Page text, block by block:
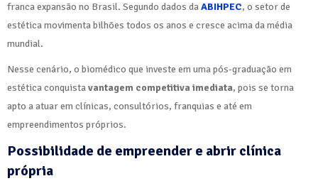
franca expansão no Brasil. Segundo dados daABIHPEC, o setor de
estética movimenta bilhões todos os anos e cresce acima da média
mundial.
Nesse cenário, o biomédico que investe em uma pós-graduação em
estética conquistavantagem competitiva imediata, pois se torna
apto a atuar em clínicas, consultórios, franquias e até em
empreendimentos próprios.
Possibilidade de empreender e abrir clínica
própria